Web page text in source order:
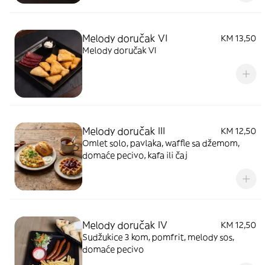
Melody doručak VI
KM 13,50
Melody doručak VI
Melody doručak III
KM 12,50
Omlet solo, pavlaka, waffle sa džemom,
domaće pecivo, kafa ili čaj
Melody doručak IV
KM 12,50
Sudžukice 3 kom, pomfrit, melody sos,
domaće pecivo